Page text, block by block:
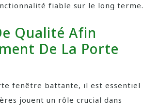
fiable sur le long terme.
Qualité Afin
De La Porte
fenêtre battante, il est essentiel
jouent un rôle crucial dans